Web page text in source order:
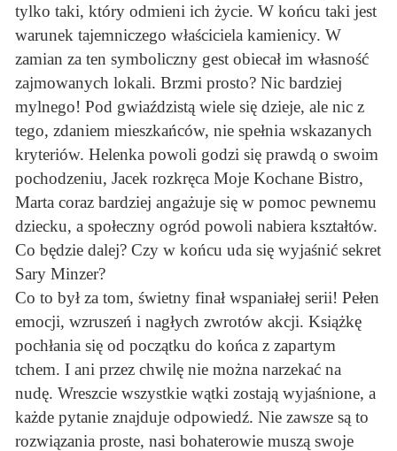
tylko taki, który odmieni ich życie. W końcu taki jest
warunek tajemniczego właściciela kamienicy. W
zamian za ten symboliczny gest obiecał im własność
zajmowanych lokali. Brzmi prosto? Nic bardziej
mylnego! Pod gwiaździstą wiele się dzieje, ale nic z
tego, zdaniem mieszkańców, nie spełnia wskazanych
kryteriów. Helenka powoli godzi się prawdą o swoim
pochodzeniu, Jacek rozkręca Moje Kochane Bistro,
Marta coraz bardziej angażuje się w pomoc pewnemu
dziecku, a społeczny ogród powoli nabiera kształtów.
Co będzie dalej? Czy w końcu uda się wyjaśnić sekret
Sary Minzer?
Co to był za tom, świetny finał wspaniałej serii! Pełen
emocji, wzruszeń i nagłych zwrotów akcji. Książkę
pochłania się od początku do końca z zapartym
tchem. I ani przez chwilę nie można narzekać na
nudę. Wreszcie wszystkie wątki zostają wyjaśnione, a
każde pytanie znajduje odpowiedź. Nie zawsze są to
rozwiązania proste, nasi bohaterowie muszą swoje